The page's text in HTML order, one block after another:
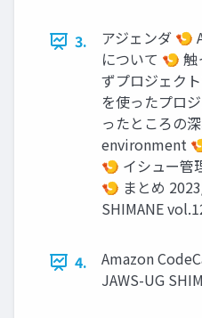
3.
アジェンダ 🍤
について 🍤
ずプロジェク
を使ったプロ
ったところの
environment
🍤 イシュー管
🍤 まとめ
SHIMANE
4.
Amazon
JAWS-UG